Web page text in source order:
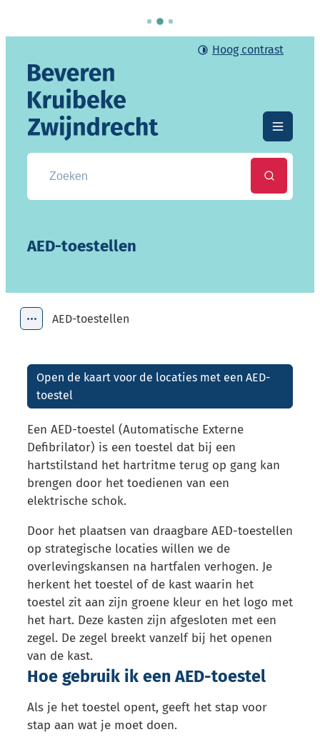
Hoog contrast
Gemeente Beveren-Kruibeke-Zwijndrecht
Zoeken
Menu
AED-toestellen
Toon alle broodkruimel items
AED-toestellen
Open de kaart voor de locaties met een AED-
toestel
Een AED-toestel (Automatische Externe
Defibrilator) is een toestel dat bij een
hartstilstand het hartritme terug op gang kan
brengen door het toedienen van een
elektrische schok.
Door het plaatsen van draagbare AED-toestellen
op strategische locaties willen we de
overlevingskansen na hartfalen verhogen. Je
herkent het toestel of de kast waarin het
toestel zit aan zijn groene kleur en het logo met
het hart. Deze kasten zijn afgesloten met een
zegel. De zegel breekt vanzelf bij het openen
van de kast.
Hoe gebruik ik een AED-toestel
Als je het toestel opent, geeft het stap voor
stap aan wat je moet doen.